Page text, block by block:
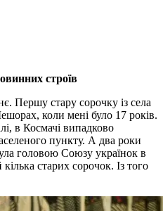
строїв
Першу стару сорочку із села
коли мені було 17 років.
в Космачі випадково
пункту. А два роки
головою Союзу українок в
старих сорочок. Із того